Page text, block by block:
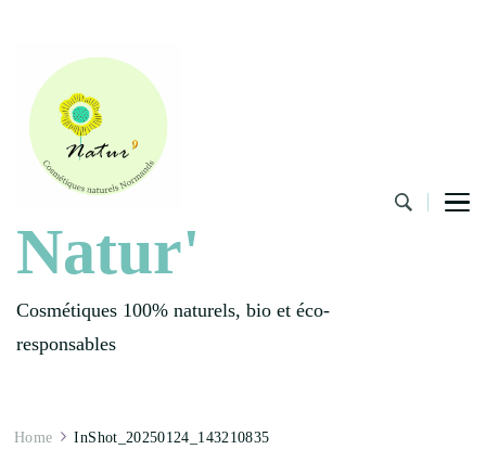
Natur'
Cosmétiques 100% naturels, bio et éco-
responsables
Home InShot_20250124_143210835